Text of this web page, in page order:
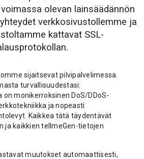
olevan lainsäädännön
verkkosivustollemme ja
kattavat SSL-
sijaitsevat pilvipalvelimessa.
turvallisuudestasi:
monikerroksinen DoS/DDoS-
ja nopeasti
Kaikkea tätä täydentävät
ja kaikkien tellmeGen-tietojen
muutokset automaattisesti,